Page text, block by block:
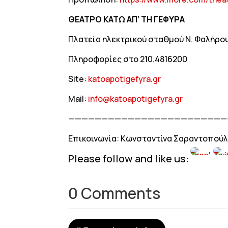
ΘΕΑΤΡΟ ΚΑΤΩ ΑΠ’ ΤΗ ΓΕΦΥΡΑ
Πλατεία ηλεκτρικού σταθμού Ν.
Πληροφορίες στο 210.4816200
Site: katoapotigefyra.gr
Mail: info@katoapotigefyra.gr
Επικοινωνία: Kωνσταντίνα
Please follow and like us:
0 Comments